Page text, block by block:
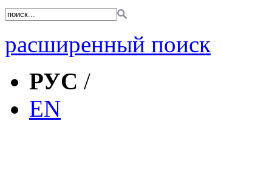
расширенный поиск
РУС /
EN